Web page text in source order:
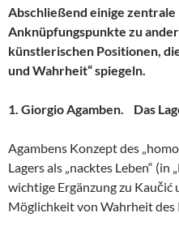
Abschließend einige zentrale
Anknüpfungspunkte zu
künstlerischen Positionen,
und Wahrheit“ spiegeln.
1. Giorgio Agamben. Das
Agambens Konzept des
Lagers als „nacktes Leben“ (in
wichtige Ergänzung zu Kaučić
Möglichkeit von Wahrheit des